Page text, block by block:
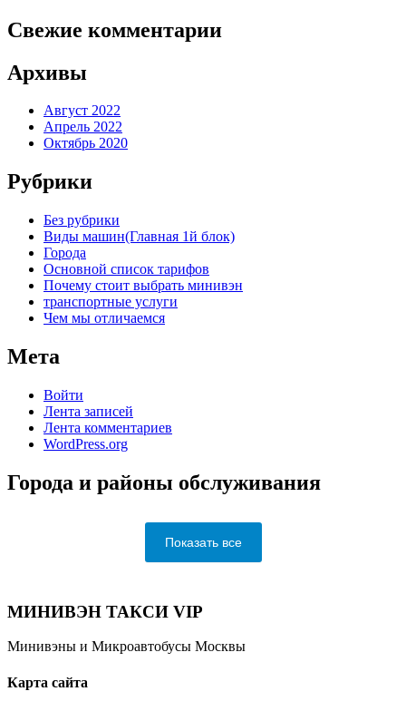
Свежие комментарии
Архивы
Август 2022
Апрель 2022
Октябрь 2020
Рубрики
Без рубрики
Виды машин(Главная 1й блок)
Города
Основной список тарифов
Почему стоит выбрать минивэн
транспортные услуги
Чем мы отличаемся
Мета
Войти
Лента записей
Лента комментариев
WordPress.org
Города и районы обслуживания
Показать все
МИНИВЭН ТАКСИ VIP
Минивэны и Микроавтобусы Москвы
Карта сайта